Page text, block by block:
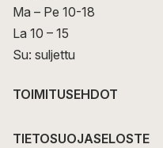
Ma – Pe 10-18
La 10 – 15
Su: suljettu
TOIMITUSEHDOT
TIETOSUOJASELOSTE